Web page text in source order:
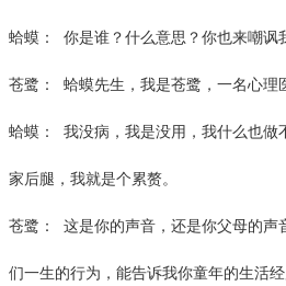
蛤蟆： 你是谁？什么意思？你也来嘲讽
苍鹭： 蛤蟆先生，我是苍鹭，一名心理
蛤蟆： 我没病，我是没用，我什么也做
家后腿，我就是个累赘。
苍鹭： 这是你的声音，还是你父母的声
们一生的行为，能告诉我你童年的生活经